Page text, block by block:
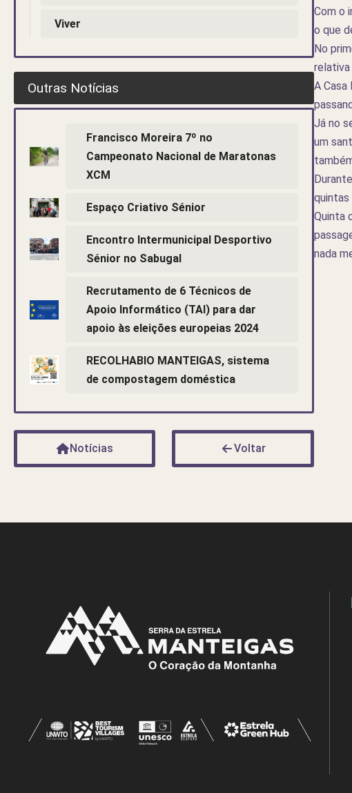
Com o
o que
No
relativa
A
Já no
um
quintas
Quinta
nada
Viver
Outras Notícias
Francisco Moreira 7º no
Campeonato Nacional de Maratonas
XCM
Espaço Criativo Sénior
Encontro Intermunicipal Desportivo
Sénior no Sabugal
Recrutamento de 6 Técnicos de
Apoio Informático (TAI) para dar
apoio às eleições europeias 2024
RECOLHABIO MANTEIGAS, sistema
de compostagem doméstica
Notícias Voltar